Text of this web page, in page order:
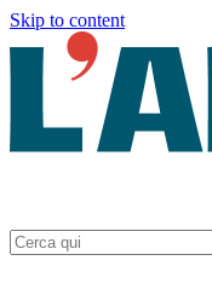
Skip to content